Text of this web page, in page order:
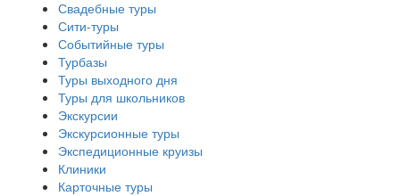
Свадебные туры
Сити-туры
Событийные туры
Турбазы
Туры выходного дня
Туры для школьников
Экскурсии
Экскурсионные туры
Экспедиционные круизы
Клиники
Карточные туры